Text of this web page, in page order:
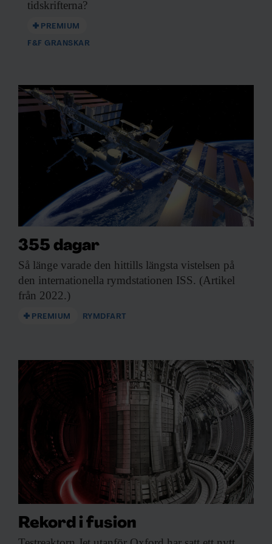
Dessa kan i sin tur kombinera informationen med annan
information som du har tillhandahållit eller som de har
tidskrifterna?
PREMIUM
F&F GRANSKAR
355 dagar
Så länge varade den hittills längsta vistelsen på
den internationella rymdstationen ISS. (Artikel
från 2022.)
PREMIUM RYMDFART
Rekord i fusion